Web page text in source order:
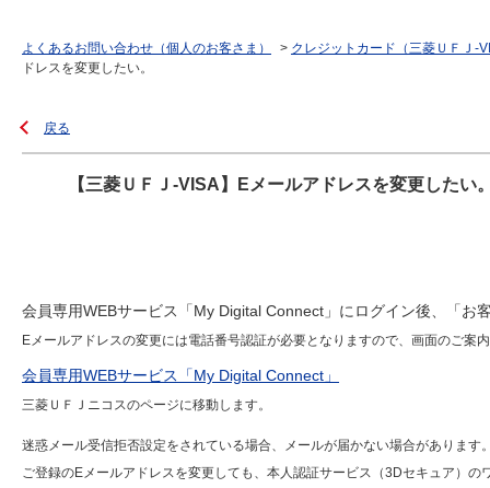
よくあるお問い合わせ（個人のお客さま） > クレジットカード（三菱ＵＦＪ-
ドレスを変更したい。
戻る
【三菱ＵＦＪ-VISA】Eメールアドレスを変更したい
会員専用WEBサービス「My Digital Connect」にログイン後、「
Eメールアドレスの変更には電話番号認証が必要となりますので、画面のご案
会員専用WEBサービス「My Digital Connect」
三菱ＵＦＪニコスのページに移動します。
迷惑メール受信拒否設定をされている場合、メールが届かない場合があります
ご登録のEメールアドレスを変更しても、本人認証サービス（3Dセキュア）